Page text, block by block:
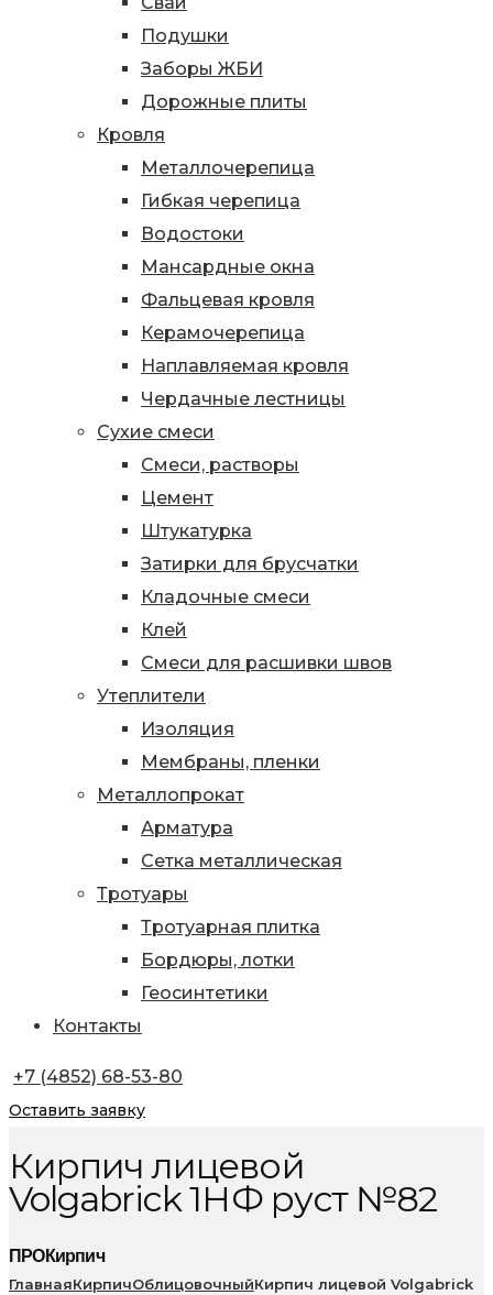
Подушки
Заборы ЖБИ
Дорожные плиты
Кровля
Металлочерепица
Гибкая черепица
Водостоки
Мансардные окна
Фальцевая кровля
Керамочерепица
Наплавляемая кровля
Чердачные лестницы
Сухие смеси
Смеси, растворы
Цемент
Штукатурка
Затирки для брусчатки
Кладочные смеси
Клей
Смеси для расшивки швов
Утеплители
Изоляция
Мембраны, пленки
Металлопрокат
Арматура
Сетка металлическая
Тротуары
Тротуарная плитка
Бордюры, лотки
Геосинтетики
Контакты
+7 (4852) 68-53-80
Оставить заявку
Кирпич лицевой
Volgabrick 1НФ руст №82
ПРОКирпич
ГлавнаяКирпичОблицовочныйКирпич лицевой Volgabrick